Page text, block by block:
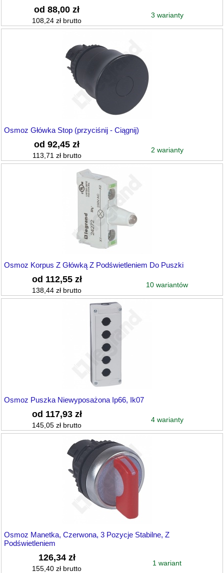
od 88,00 zł
108,24 zł brutto
3 warianty
Osmoz Główka Stop (przyciśnij - Ciągnij)
od 92,45 zł
113,71 zł brutto
2 warianty
Osmoz Korpus Z Główką Z Podświetleniem Do Puszki
od 112,55 zł
138,44 zł brutto
10 wariantów
Osmoz Puszka Niewyposażona Ip66, Ik07
od 117,93 zł
145,05 zł brutto
4 warianty
Osmoz Manetka, Czerwona, 3 Pozycje Stabilne, Z
Podświetleniem
126,34 zł
155,40 zł brutto
1 wariant